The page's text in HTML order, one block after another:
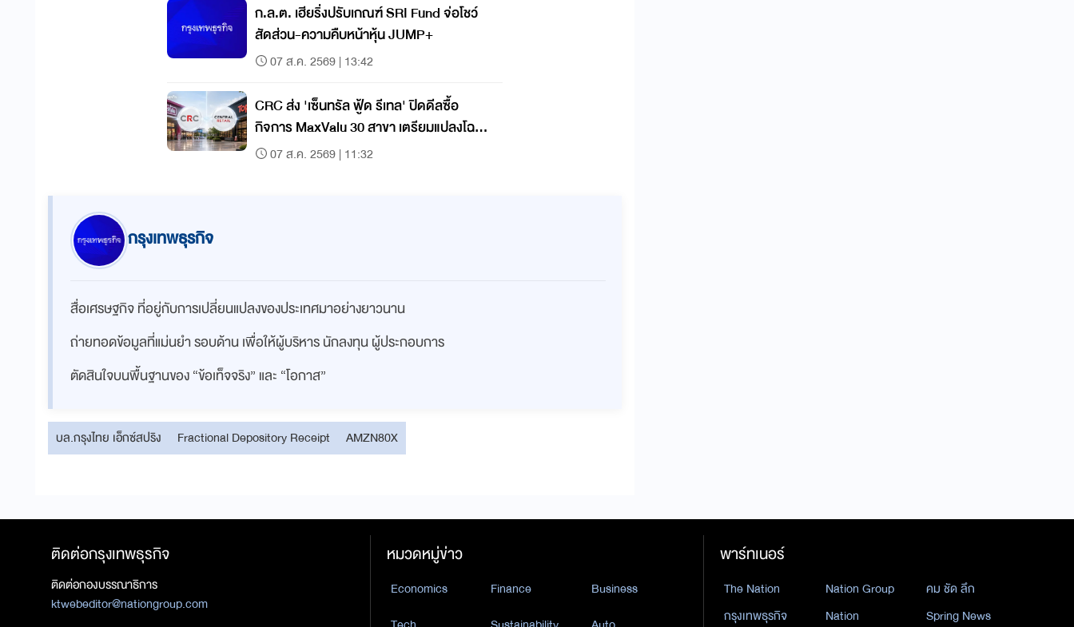
ก.ล.ต. เฮียริ่งปรับเกณฑ์ SRI Fund จ่อโชว์
สัดส่วน-ความคืบหน้าหุ้น JUMP+
07 ส.ค. 2569 | 13:42
CRC ส่ง 'เซ็นทรัล ฟู้ด รีเทล' ปิดดีลซื้อ
กิจการ MaxValu 30 สาขา เตรียมแปลงโฉม
เป็น 'ท็อปส์'
07 ส.ค. 2569 | 11:32
กรุงเทพธุรกิจ
สื่อเศรษฐกิจ ที่อยู่กับการเปลี่ยนแปลงของประเทศมาอย่างยาวนาน
ถ่ายทอดข้อมูลที่แม่นยำ รอบด้าน เพื่อให้ผู้บริหาร นักลงทุน ผู้ประกอบการ
ตัดสินใจบนพื้นฐานของ “ข้อเท็จจริง” และ “โอกาส”
บล.กรุงไทย เอ็กซ์สปริง Fractional Depository Receipt AMZN80X
ติดต่อกรุงเทพธุรกิจ
ติดต่อกองบรรณาธิการ
ktwebeditor@nationgroup.com
หมวดหมู่ข่าว
Economics Finance
Business
พาร์ทเนอร์
The Nation Nation Group
คม ชัด ลึก
กรุงเทพธุรกิจ
Nation Spring News